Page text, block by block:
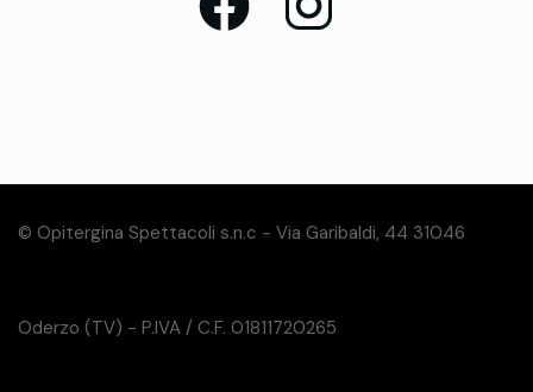
© Opitergina Spettacoli s.n.c - Via Garibaldi, 44 31046
Oderzo (TV) - P.IVA / C.F. 01811720265